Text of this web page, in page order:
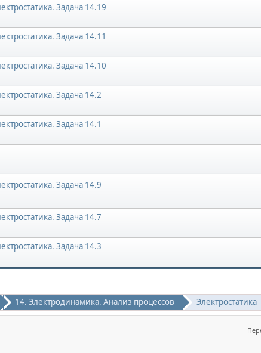
Задача 14.19
Задача 14.11
Задача 14.10
Задача 14.2
Задача 14.1
Задача 14.9
Задача 14.7
Задача 14.3
14. Электродинамика. Анализ процессов Электростатика